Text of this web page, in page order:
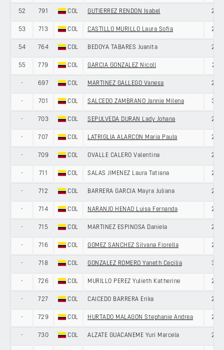
52 791 COL GUTIERREZ RENDON Isabel 22
53 713 COL CASTILLO MURILLO Laura Sofia 24
54 764 COL BEDOYA TABARES Juanita 22
55 779 COL GARCIA GONZALEZ Nicoll 21
- 697 COL MARTINEZ GALLEGO Vanesa 27
- 701 COL SALCEDO ZAMBRANO Jannie Milena 35
- 703 COL SEPULVEDA DURAN Lady Johana 25
- 707 COL LATRIGLIA ALARCON Maria Paula 24
- 709 COL OVALLE CALERO Valentina 27
- 711 COL SALAS JIMENEZ Laura Tatiana 26
- 712 COL BARRERA GARCIA Mayra Juliana 24
- 714 COL NARANJO HENAO Luisa Fernanda 29
- 715 COL MARTINEZ ESPINOSA Daniela 24
- 716 COL GOMEZ SANCHEZ Silvana Fiorella 29
- 718 COL GONZALEZ ROMERO Yaneth Cecilia 37
- 726 COL MURILLO PEREZ Yulieth Katherine 25
- 727 COL CAICEDO BARRERA Erika 25
- 729 COL HURTADO MALAGON Stephanie Andrea 29
- 730 COL ALZATE GUACANEME Yuri Marcela 29